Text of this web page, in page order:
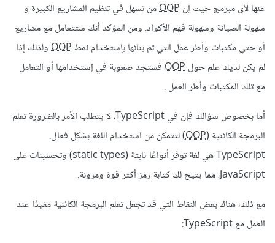
عنها لأى مبرمج حيث إن OOPمن تسهل في تنظيم المشاريع الكبيرة و
سهولة الصيانة وسهولة فهم الأكواد. ومن المؤكد أنك ستتعامل مع مشاريع
أو حتي مكتبات وأطر عمل التي تم بنائها بإستخدام نمطOOPولذلك إذا
لم يكن لديك علم حول OOPفستجد صعوبة في إستخدامها أو التعامل
مع تلك المكتبات وأطر العمل .
أما بخصوص سؤالك فإن في TypeScript، لا يتطلب الأمر بالضرورة تعلم
البرمجة الكائنية ( OOP) لتتمكن من استخدام اللغة بشكل فعال.
TypeScript هي لغة توفر أنواعًا ثابتة (static types) وتحسينات على
JavaScript، مما يتيح لك كتابة رمز أكثر قوة ومرونة.
مع ذلك، هناك بعض النقاط التي قد تجعل تعلم البرمجة الكائنية مفيدًا عند
العمل مع TypeScript: